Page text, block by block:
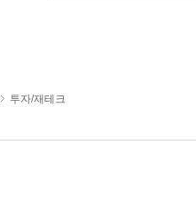
투자/재테크